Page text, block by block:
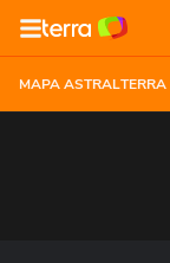
MAPA ASTRAL